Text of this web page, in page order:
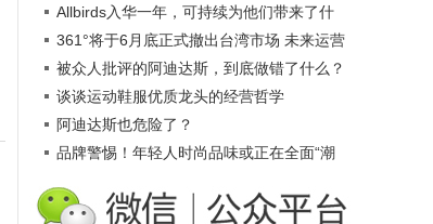
运动体验，...
Allbirds入华一年，可持续为他们带来了什
么?
361°将于6月底正式撤出台湾市场 未来运营
重心转向欧洲
被众人批评的阿迪达斯，到底做错了什么？
谈谈运动鞋服优质龙头的经营哲学
阿迪达斯也危险了？
品牌警惕！年轻人时尚品味或正在全面“潮